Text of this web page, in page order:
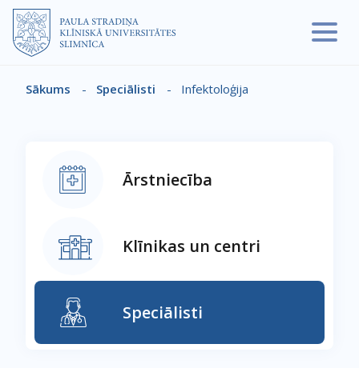
Pārlekt uz galveno saturu
Atpakaļceļš
Sākums - Speciālisti - Infektoloģija
Ārstniecība
Klīnikas un centri
Speciālisti